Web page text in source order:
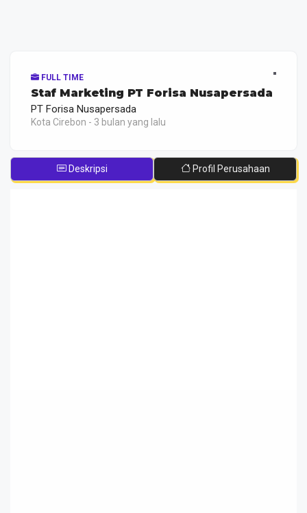
FULL TIME
Staf Marketing PT Forisa Nusapersada
PT Forisa Nusapersada
Kota Cirebon - 3 bulan yang lalu
Deskripsi Profil Perusahaan